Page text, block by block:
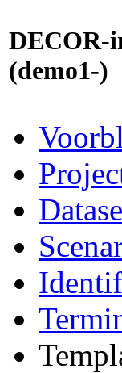
DECOR-
(demo1-)